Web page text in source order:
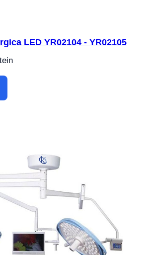
LED YR02104 - YR02105